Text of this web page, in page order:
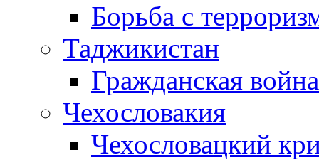
Борьба с
Таджикистан
Гражданская
Чехословакия
Чехословацкий